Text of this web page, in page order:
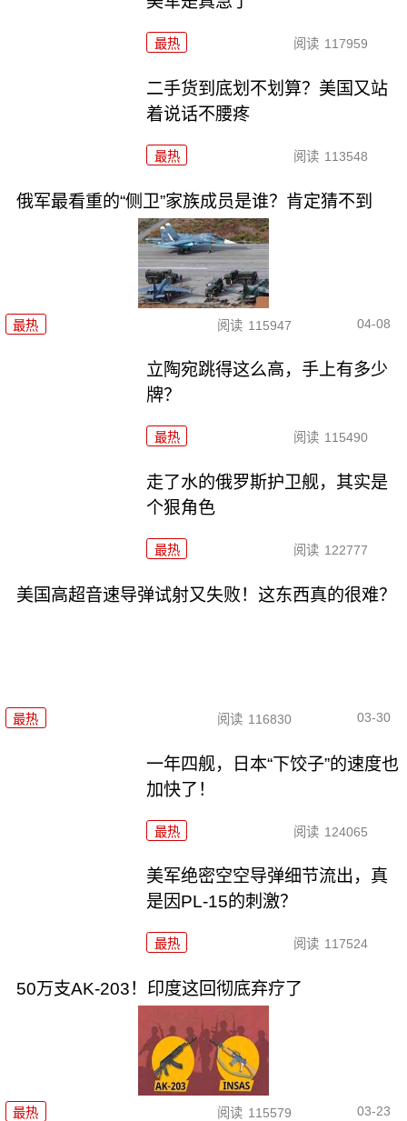
最热 阅读 117959
二手货到底划不划算？美国又站
着说话不腰疼
最热 阅读 113548
俄军最看重的“侧卫”家族成员是谁？肯定猜不到
最热 阅读 115947 04-08
立陶宛跳得这么高，手上有多少
牌？
最热 阅读 115490
走了水的俄罗斯护卫舰，其实是
个狠角色
最热 阅读 122777
美国高超音速导弹试射又失败！这东西真的很难？
最热 阅读 116830 03-30
一年四舰，日本“下饺子”的速度也
加快了！
最热 阅读 124065
美军绝密空空导弹细节流出，真
是因PL-15的刺激？
最热 阅读 117524
50万支AK-203！印度这回彻底弃疗了
最热 阅读 115579 03-23